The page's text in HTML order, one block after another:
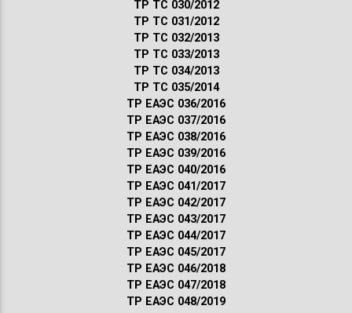
ТР ТС 030/2012
ТР ТС 031/2012
ТР ТС 032/2013
ТР ТС 033/2013
ТР ТС 034/2013
ТР ТС 035/2014
ТР ЕАЭС 036/2016
ТР ЕАЭС 037/2016
ТР ЕАЭС 038/2016
ТР ЕАЭС 039/2016
ТР ЕАЭС 040/2016
ТР ЕАЭС 041/2017
ТР ЕАЭС 042/2017
ТР ЕАЭС 043/2017
ТР ЕАЭС 044/2017
ТР ЕАЭС 045/2017
ТР ЕАЭС 046/2018
ТР ЕАЭС 047/2018
ТР ЕАЭС 048/2019